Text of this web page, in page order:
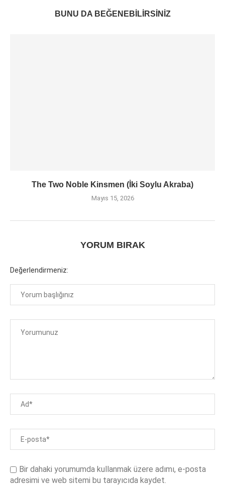
BUNU DA BEĞENEBILIRSINIZ
The Two Noble Kinsmen (İki Soylu Akraba)
Mayıs 15, 2026
YORUM BIRAK
Değerlendirmeniz:
Bir dahaki yorumumda kullanmak üzere adımı, e-posta
adresimi ve web sitemi bu tarayıcıda kaydet.